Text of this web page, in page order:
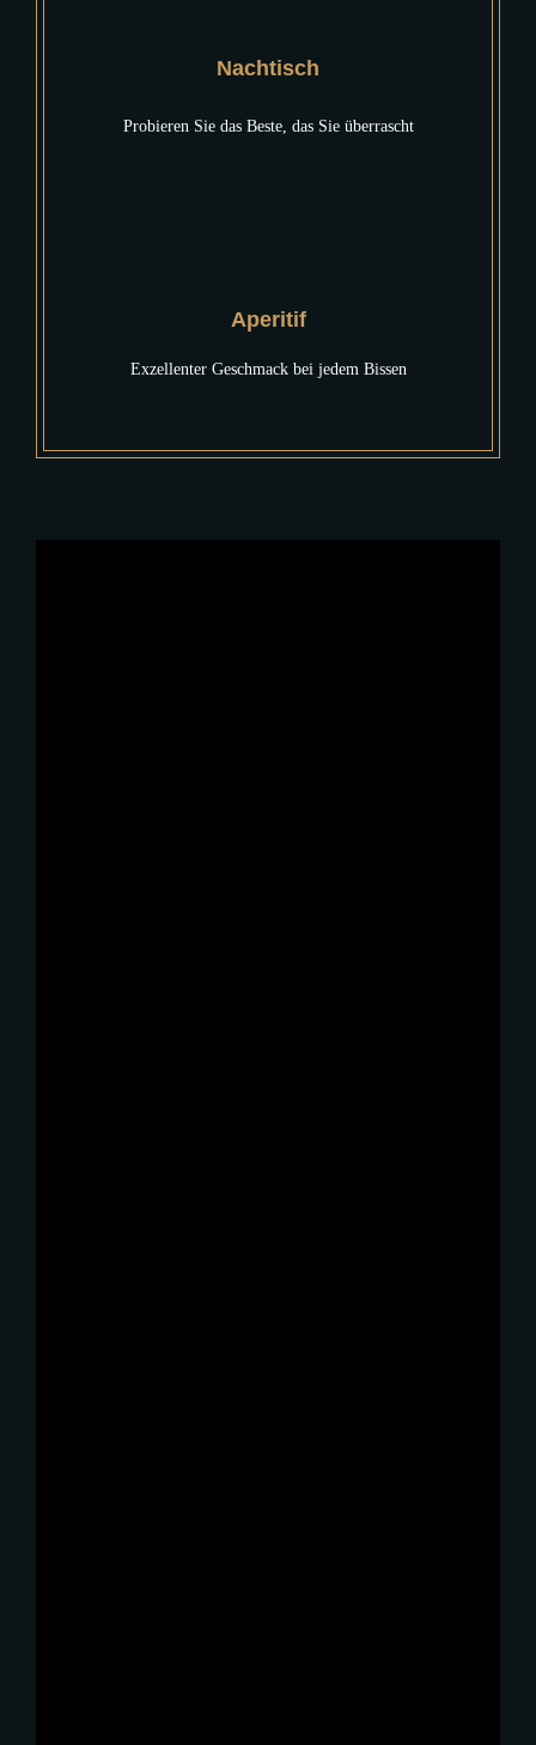
Nachtisch
Probieren Sie das Beste, das Sie überrascht
Aperitif
Exzellenter Geschmack bei jedem Bissen